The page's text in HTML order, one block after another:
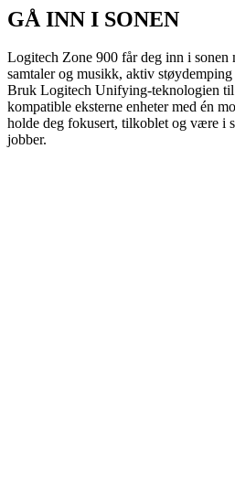
GÅ INN I SONEN
Logitech Zone 900 får deg inn i sonen
samtaler og musikk, aktiv
Bruk Logitech Unifying-teknologien
kompatible eksterne enheter med én
holde deg fokusert, tilkoblet og være i
jobber.